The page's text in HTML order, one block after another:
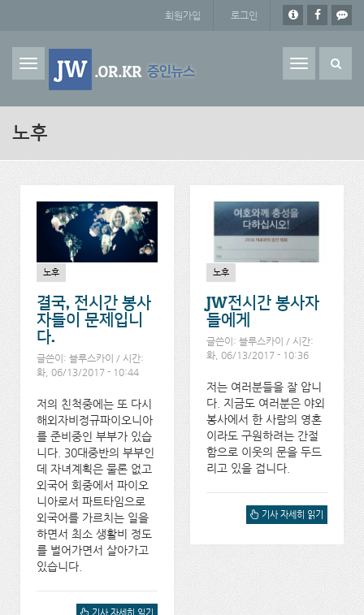
회원가입 로그인
Toggle
navigation
노후
노후
결국, 전시간 봉사
자들이 문제입니
다.
글쓴이: 블루스카이 / 시간:
화, 06/13/2017 - 10:44
저의 친척중에는 또 다시
해외자비정규파이오니아
를 준비중인 부부가 있습
니다. 30대중반의 부부인
데 자녀계획은 물론 없고
외국어 회중에서 파이오
니아로서 파트타임으로
외국어를 가르치는 일을
하면서 최소 생활비 정도
를 벌어가면서 살아가고
있습니다.
결국, 전시간 봉사자들이 문
기사 자세히 읽기
노후
JW전시간 봉사자
들에게
글쓴이: 블루스카이 / 시간:
화, 06/13/2017 - 10:36
저는 여러분들을 잘 압니
다. 지금도 여러분은 야외
봉사에서 한 사람의 영혼
이라도 구원하려는 간절
함으로 이웃의 문을 두드
리고 있을 겁니다.
JW전시간 봉사자들에게에
대해서
기사 자세히 읽기